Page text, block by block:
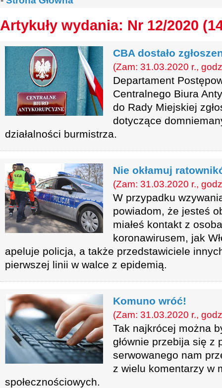
Artykuły wydania: Nr 12/2020
CBA dostało
(Zam: 31.03.2020 r.,
Departament
Centralnego Biura
do Rady Miejskiej
dotyczące
działalności burmistrza.
Nie okłamuj
(Zam: 31.03.2020 r.,
W przypadku
powiadom, że jesteś
miałeś kontakt z
koronawirusem, jak
apeluje policja, a także przedstawiciele
pierwszej linii w walce z epidemią.
Komuno wróć!
(Zam: 31.03.2020 r.,
Tak najkrócej można
głównie przebija się z
serwowanego nam
z wielu komentarzy w
społecznościowych.